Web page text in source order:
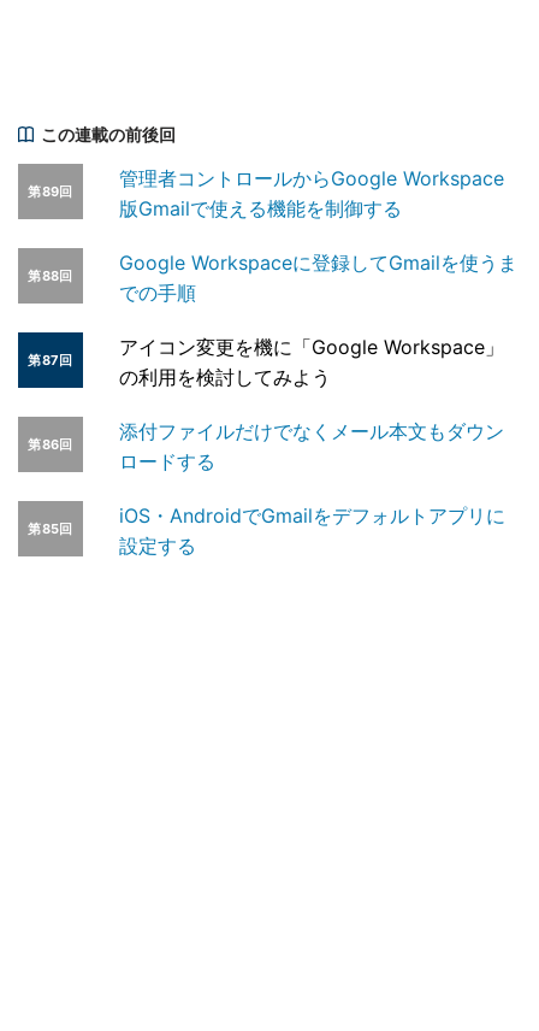
この連載の前後回
第89回
管理者コントロールからGoogle Workspace
版Gmailで使える機能を制御する
第88回
Google Workspaceに登録してGmailを使うま
での手順
第87回
アイコン変更を機に「Google Workspace」
の利用を検討してみよう
第86回
添付ファイルだけでなくメール本文もダウン
ロードする
第85回
iOS・AndroidでGmailをデフォルトアプリに
設定する